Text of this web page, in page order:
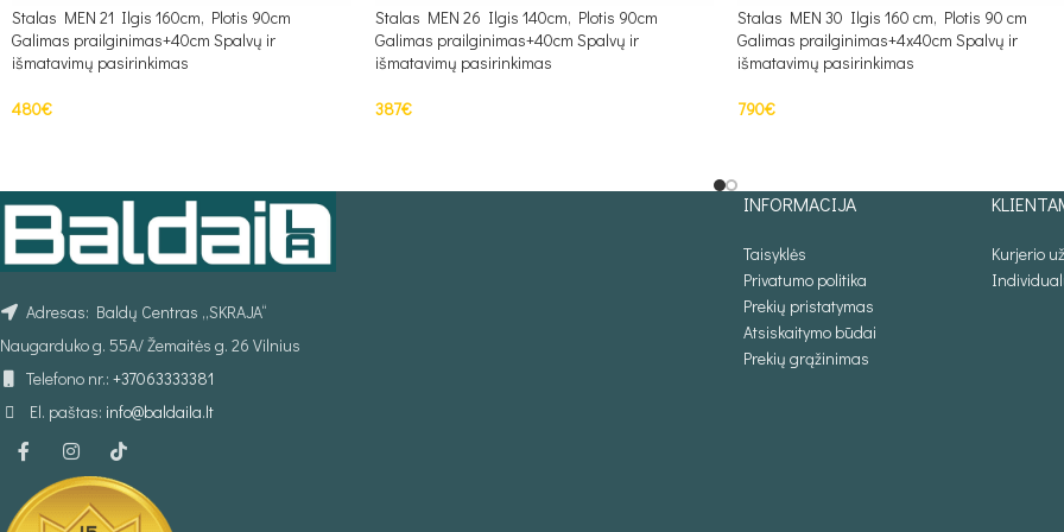
Stalas MEN 21 Ilgis 160cm, Plotis 90cm
Galimas prailginimas+40cm Spalvų ir
išmatavimų pasirinkimas
480€
Stalas MEN 26 Ilgis 140cm, Plotis 90cm
Galimas prailginimas+40cm Spalvų ir
išmatavimų pasirinkimas
387€
Stalas MEN 30 Ilgis 160 cm, Plotis 90 cm
Galimas prailginimas+4x40cm Spalvų ir
išmatavimų pasirinkimas
790€
Adresas: Baldų Centras „SKRAJA“
Naugarduko g. 55A/ Žemaitės g. 26 Vilnius
Telefono nr.: +37063333381
El. paštas: info@baldaila.lt
INFORMACIJA
Taisyklės
Privatumo politika
Prekių pristatymas
Atsiskaitymo būdai
Prekių grąžinimas
Kurjerio